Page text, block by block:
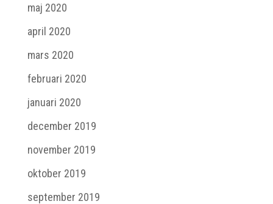
maj 2020
april 2020
mars 2020
februari 2020
januari 2020
december 2019
november 2019
oktober 2019
september 2019